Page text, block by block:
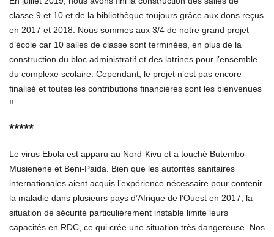
classe 9 et 10 et de la bibliothèque toujours grâce aux dons reçus
en 2017 et 2018. Nous sommes aux 3/4 de notre grand projet
d’école car 10 salles de classe sont terminées, en plus de la
construction du bloc administratif et des latrines pour l’ensemble
du complexe scolaire. Cependant, le projet n’est pas encore
finalisé et toutes les contributions financières sont les bienvenues
!!
*****
Le virus Ebola est apparu au Nord-Kivu et a touché Butembo-
Musienene et Beni-Paida. Bien que les autorités sanitaires
internationales aient acquis l’expérience nécessaire pour contenir
la maladie dans plusieurs pays d’Afrique de l’Ouest en 2017, la
situation de sécurité particulièrement instable limite leurs
capacités en RDC, ce qui crée une situation très dangereuse. Nos